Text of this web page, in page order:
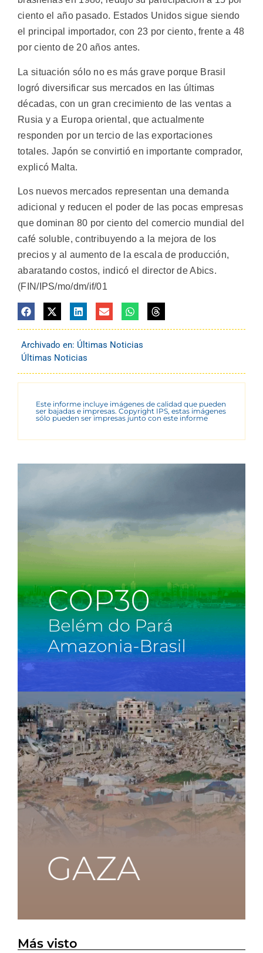
ciento el año pasado. Estados Unidos sigue siendo
el principal importador, con 23 por ciento, frente a 48
por ciento de 20 años antes.
La situación sólo no es más grave porque Brasil
logró diversificar sus mercados en las últimas
décadas, con un gran crecimiento de las ventas a
Rusia y a Europa oriental, que actualmente
responden por un tercio de las exportaciones
totales. Japón se convirtió en importante comprador,
explicó Malta.
Los nuevos mercados representan una demanda
adicional y reducen el poder de las pocas empresas
que dominan 80 por ciento del comercio mundial del
café soluble, contribuyendo a la mejora de los
precios y al aumento de la escala de producción,
abaratando costos, indicó el director de Abics.
(FIN/IPS/mo/dm/if/01
Archivado en: Últimas Noticias
Últimas Noticias
Este informe incluye imágenes de calidad que pueden
ser bajadas e impresas. Copyright IPS, estas imágenes
sólo pueden ser impresas junto con este informe
Más visto